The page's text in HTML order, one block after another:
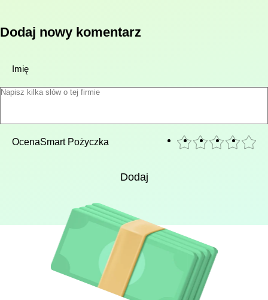
Dodaj nowy komentarz
Imię
OcenaSmart Pożyczka
Dodaj